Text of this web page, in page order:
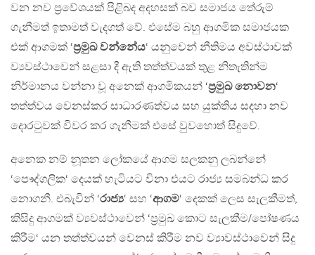
වන නව ප්‍රවේශයක් පිළිබද අදහසක් බව සමාජය තේරුම්
ගැනීමත් ඉතාමත් වැදගත් වේ. එසේම බහු ආගමික සමාජයක
එක් ආගමක් ‘ප්‍රමුඛ වන්නේය‘ යනුවෙන් නීතිමය අවස්ථාවක්
ව්‍යවස්ථාවෙන් සළසා දී ඇති තත්ත්වයක් තුළ නිතැතින්ම
නිර්මානය වන්නා වූ අනෙක් ආගමිකයන් ‘ප්‍රමුඛ නොවන‘
තත්ත්වය වෙනස්කර සාධාරණත්වය සහ යුක්තිය සදහා නව
දොරටුවක් විවර කර ගැනීමක් එසේ වුවහොත් සිදුවේ.
අනෙක නම් නූතන ලෝකයේ ආගම සලකනු ලබන්නේ
‘පෞද්ගලික‘ දෙයක් හැටියට විනා එයට රාජ්‍ය සමබන්ධ කර
නොගනී. එබැවින් ‘රාජ්‍ය‘ සහ ‘ආගම‘ දෙකක් ලෙස සැලකීමත්,
කිසිදු ආගමක් ව්‍යවස්ථාවෙන් ‘ප්‍රමුඛ කොට සැලකීම/පෝෂණය
කිරීම‘ යන තත්ත්වයන් වෙනස් කිරීම නව ව්‍යාවස්ථාවෙන් සිදු